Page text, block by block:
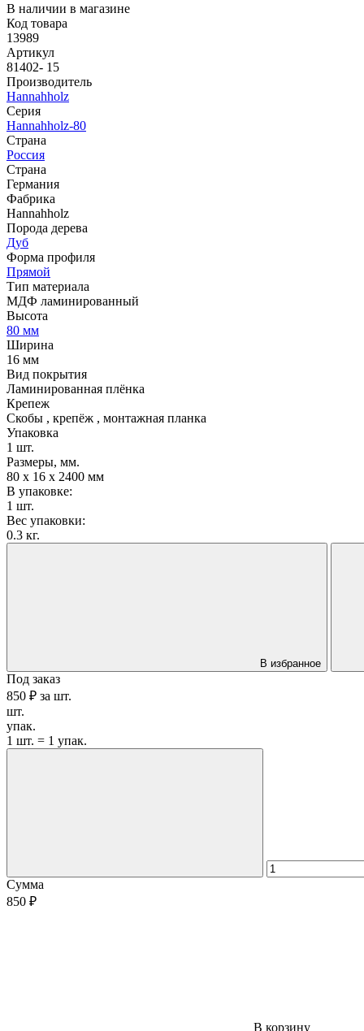
В наличии в магазине
Код товара
13989
Артикул
81402- 15
Производитель
Hannahholz
Серия
Hannahholz-80
Страна
Россия
Страна
Германия
Фабрика
Hannahholz
Порода дерева
Дуб
Форма профиля
Прямой
Тип материала
МДФ ламинированный
Высота
80 мм
Ширина
16 мм
Вид покрытия
Ламинированная плёнка
Крепеж
Скобы , крепёж , монтажная планка
Упаковка
1 шт.
Размеры, мм.
80 х 16 х 2400 мм
В упаковке:
1 шт.
Вес упаковки:
0.3 кг.
В избранное
Под заказ
850 ₽ за шт.
шт.
упак.
1 шт. = 1 упак.
Сумма
850 ₽
В корзину